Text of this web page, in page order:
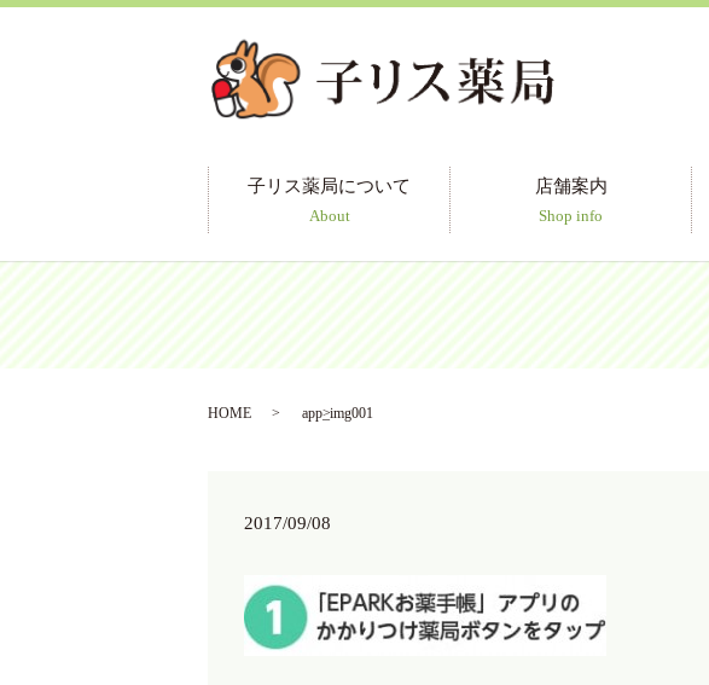
子リス薬局について
About
店舗案内
Shop info
HOME app_img001
2017/09/08